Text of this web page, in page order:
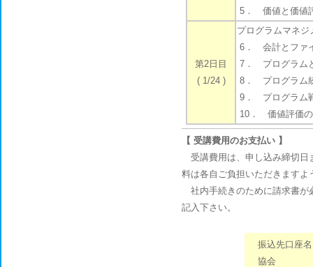
5． 価値と価値
第2日目
( 1/24 )
プログラムマネ
6． 会計とファ
7． プログラム
8． プログラム
9． プログラム
10． 価値評価の
【 受講費用のお支払い 】
受講費用は、申し込み締切日
料は各自ご負担いただきますよ
社内手続きのために請求書が
記入下さい。
振込先口座
協会